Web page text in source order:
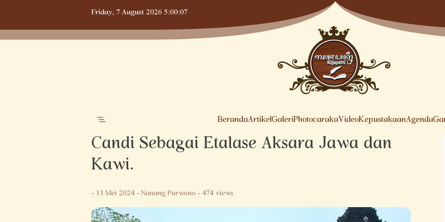
content
Friday,7 August 20265:00:08
BerandaArtikelGaleriPhotocarakaVideoKepustakaanAgenda
Candi Sebagai Etalase Aksara Jawa dan
Kawi.
-13 Mei 2024-Nanang Purwono- 474 views